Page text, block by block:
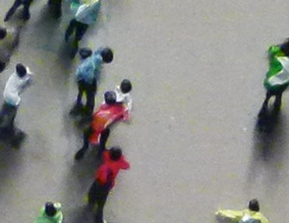
Promoción Industrial
PSOE
Rebrote
Recuperación Economica
Recuperacion Social
Renta Garantizada De Ciudadanía
Servicios Publicos
Trabajadores
Transación
Unidas Podemos
UPL